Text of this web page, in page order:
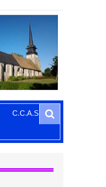
C.C.A.S.